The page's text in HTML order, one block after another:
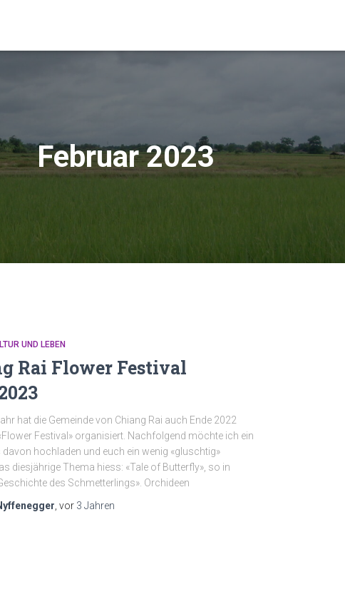
Februar 2023
UND LEBEN
Rai Flower Festival
hat die Gemeinde von Chiang Rai auch Ende 2022
Festival» organisiert. Nachfolgend möchte ich ein
hochladen und euch ein wenig «gluschtig»
diesjährige Thema hiess: «Tale of Butterfly», so in
des Schmetterlings». Orchideen
, vor 3 Jahren